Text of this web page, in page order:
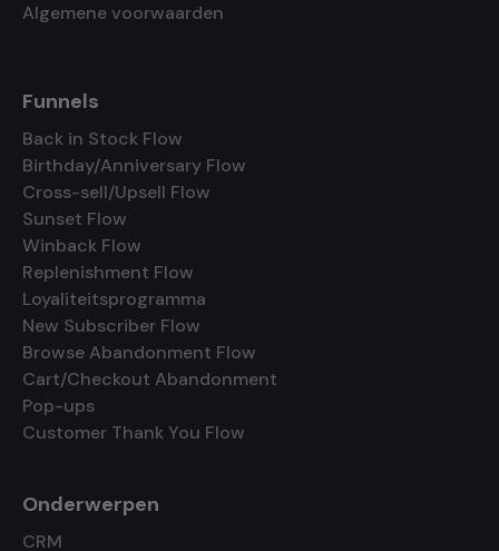
Algemene voorwaarden
Funnels
Back in Stock Flow
Birthday/Anniversary Flow
Cross-sell/Upsell Flow
Sunset Flow
Winback Flow
Replenishment Flow
Loyaliteitsprogramma
New Subscriber Flow
Browse Abandonment Flow
Cart/Checkout Abandonment
Pop-ups
Customer Thank You Flow
Onderwerpen
CRM